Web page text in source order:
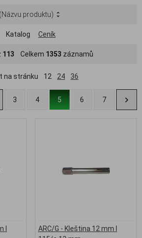
(Názvu produktu)
Katalog Ceník
113 Celkem 1353 záznamů
na stránku 12 24 36
3 4 5 6 7
l
ARC/G - Kleština 12 mm l